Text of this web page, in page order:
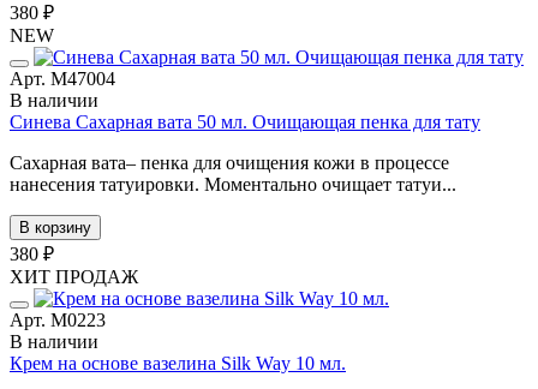
380 ₽
NEW
Арт. М47004
В наличии
Синева Сахарная вата 50 мл. Очищающая пенка для тату
Сахарная вата– пенка для очищения кожи в процессе
нанесения татуировки. Моментально очищает татуи...
В корзину
380 ₽
ХИТ ПРОДАЖ
Арт. М0223
В наличии
Крем на основе вазелина Silk Way 10 мл.